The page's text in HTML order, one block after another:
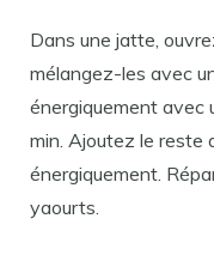
Dans une jatte,
mélangez-les avec
énergiquement avec
min. Ajoutez le reste
énergiquement.
yaourts.